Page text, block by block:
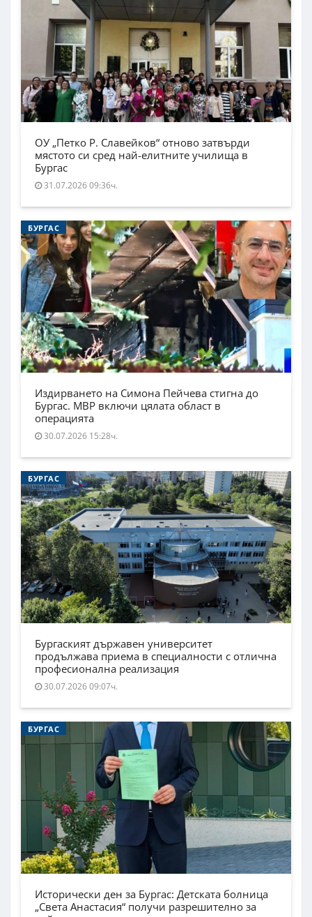
ОУ „Петко Р. Славейков“ отново затвърди
мястото си сред най-елитните училища в
Бургас
31.07.2026 09:36ч.
БУРГАС
Издирването на Симона Пейчева стигна до
Бургас. МВР включи цялата област в
операцията
30.07.2026 15:28ч.
БУРГАС
Бургаският държавен университет
продължава приема в специалности с отлична
професионална реализация
30.07.2026 09:07ч.
БУРГАС
Исторически ден за Бургас: Детската болница
„Света Анастасия“ получи разрешително за